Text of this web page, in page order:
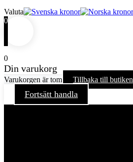
Valuta
0
0
Din varukorg
Varukorgen är tom Tillbaka till butiken
Fortsätt handla